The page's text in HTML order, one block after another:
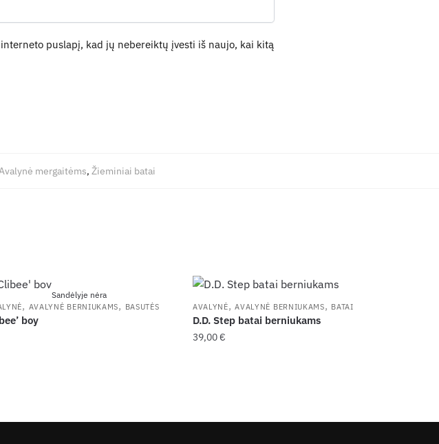
puslapį, kad jų nebereiktų įvesti iš naujo, kai kitą
mergaitėms, Žieminiai batai
Sandėlyje nėra
, AVALYNĖ BERNIUKAMS, BASUTĖS
boy
AVALYNĖ,AVALYNĖ BERNIUKAMS, BATAI
D.D. Step batai berniukams
39,00€